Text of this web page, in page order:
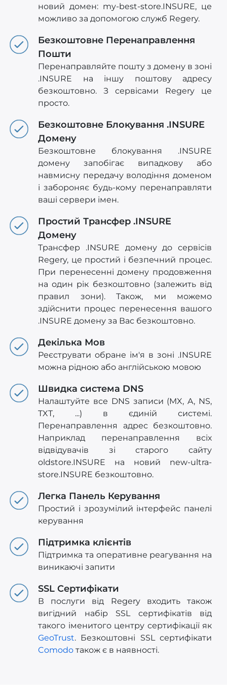
новий домен: my-best-store.INSURE, це
можливо за допомогою служб Regery.
Безкоштовне Перенаправлення
Пошти
Перенаправляйте пошту з домену в зоні
.INSURE на іншу поштову адресу
безкоштовно. З сервісами Regery це
просто.
Безкоштовне Блокування .INSURE
Домену
Безкоштовне блокування .INSURE
домену запобігає випадкову або
навмисну передачу володіння доменом
і забороняє будь-кому перенаправляти
ваші сервери імен.
Простий Трансфер .INSURE
Домену
Трансфер .INSURE домену до сервісів
Regery, це простий і безпечний процес.
При перенесенні домену продовження
на один рік безкоштовно (залежить від
правил зони). Також, ми можемо
здійснити процес перенесення вашого
.INSURE домену за Вас безкоштовно.
Декілька Мов
Реєструвати обране ім'я в зоні .INSURE
можна рідною або англійською мовою
Швидка система DNS
Налаштуйте все DNS записи (MX, A, NS,
TXT, ...) в єдиній системі.
Перенаправлення адрес безкоштовно.
Наприклад перенаправлення всіх
відвідувачів зі старого сайту
oldstore.INSURE на новий new-ultra-
store.INSURE безкоштовно.
Легка Панель Керування
Простий і зрозумілий інтерфейс панелі
керування
Підтримка клієнтів
Підтримка та оперативне реагування на
виникаючі запити
SSL Сертифікати
В послуги від Regery входить також
вигідний набір SSL сертифікатів від
такого іменитого центру сертифікації як
GeoTrust. Безкоштовні SSL сертифікати
Comodo також є в наявності.